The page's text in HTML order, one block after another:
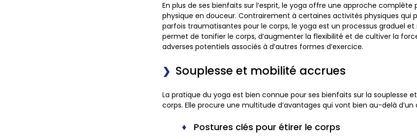
En plus de ses bienfaits sur l’esprit, le yoga offre une approche complète
physique en douceur. Contrairement à certaines activités physiques qui
parfois traumatisantes pour le corps, le yoga est un processus graduel et
permet de tonifier le corps, d’augmenter la flexibilité et de cultiver la
adverses potentiels associés à d’autres formes d’exercice.
Souplesse et mobilité accrues
La pratique du yoga est bien connue pour ses bienfaits sur la souplesse
corps. Elle procure une multitude d’avantages qui vont bien au-delà d’un
Postures clés pour étirer le corps